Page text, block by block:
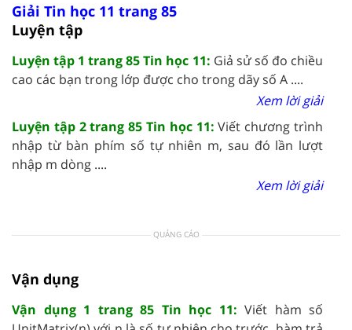
Giải Tin học 11 trang 85
Luyện tập
Luyện tập 1 trang 85 Tin học 11: Giả sử số đo chiều
cao các bạn trong lớp được cho trong dãy số A ....
Xem lời giải
Luyện tập 2 trang 85 Tin học 11:Viết chương trình
nhập từ bàn phím số tự nhiên m, sau đó lần lượt
nhập m dòng ....
Xem lời giải
QUẢNG CÁO
Vận dụng
Vận dụng 1 trang 85 Tin học 11: Viết hàm số